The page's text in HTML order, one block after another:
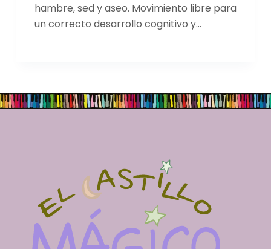
hambre, sed y aseo. Movimiento libre para
un correcto desarrollo cognitivo y…